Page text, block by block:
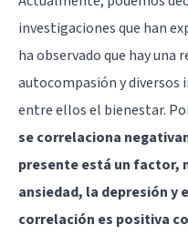
investigaciones que han
ha observado que hay
autocompasión y diversos
entre ellos el bienestar.
se correlaciona
presente está un factor,
ansiedad, la depresión y
correlación es positiva